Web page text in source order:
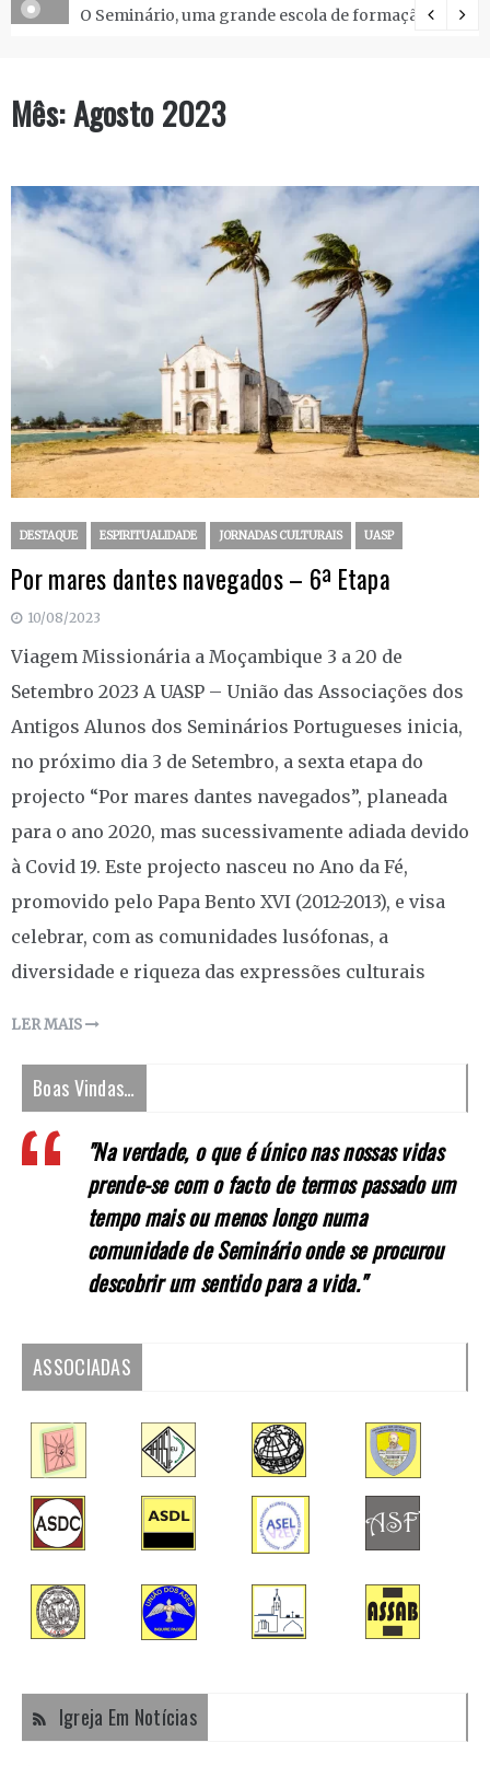
O Seminário, uma grande escola de formação.
Mês:Agosto 2023
DESTAQUE ESPIRITUALIDADE JORNADAS CULTURAIS UASP
Por mares dantes navegados – 6ª Etapa
10/08/2023
Viagem Missionária a Moçambique 3 a 20 de
Setembro 2023 A UASP – União das Associações dos
Antigos Alunos dos Seminários Portugueses inicia,
no próximo dia 3 de Setembro, a sexta etapa do
projecto “Por mares dantes navegados”, planeada
para o ano 2020, mas sucessivamente adiada devido
à Covid 19. Este projecto nasceu no Ano da Fé,
promovido pelo Papa Bento XVI (2012-2013), e visa
celebrar, com as comunidades lusófonas, a
diversidade e riqueza das expressões culturais
LER MAIS
Boas Vindas…
"Na verdade, o que é único nas nossas vidas
prende-se com o facto de termos passado um
tempo mais ou menos longo numa
comunidade de Seminário onde se procurou
descobrir um sentido para a vida."
ASSOCIADAS
Igreja Em Notícias